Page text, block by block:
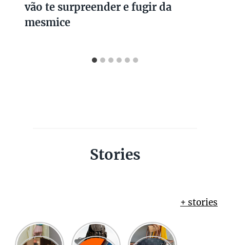
vão te surpreender e fugir da
mesmice
Stories
+ stories